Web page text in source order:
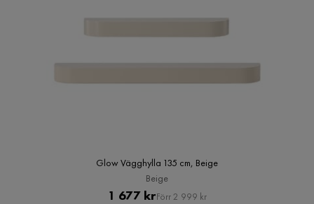
Glow Vägghylla 135 cm, Beige
Beige
Pris
1 677 krOriginal
Förr 2 999 kr